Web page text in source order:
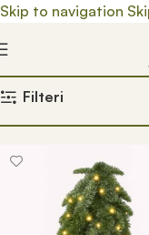
Skip to navigation
Почетна/ Prodavnica/
Filteri